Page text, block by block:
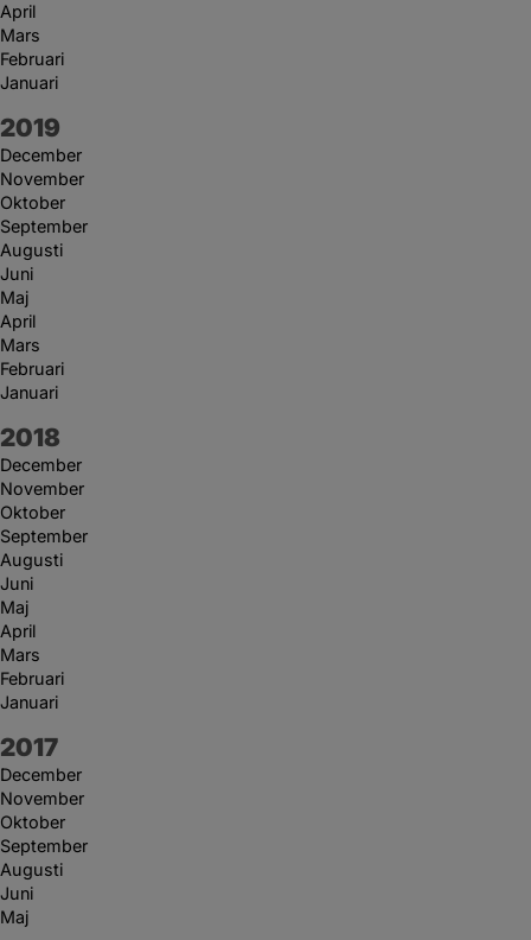
April
Mars
Februari
Januari
År:
2019
December
November
Oktober
September
Augusti
Juni
Maj
April
Mars
Februari
Januari
År:
2018
December
November
Oktober
September
Augusti
Juni
Maj
April
Mars
Februari
Januari
År:
2017
December
November
Oktober
September
Augusti
Juni
Maj